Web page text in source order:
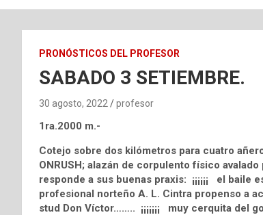
PRONÓSTICOS DEL PROFESOR
SABADO 3 SETIEMBRE.
30 agosto, 2022 profesor
1ra.2000 m.-
Cotejo sobre dos kilómetros para cuatro
ONRUSH; alazán de corpulento físico
responde a sus buenas praxis: ¡¡¡¡¡¡ el
profesional norteño A. L. Cintra propenso a
stud Don Víctor…….. ¡¡¡¡¡¡¡ muy cerquita del